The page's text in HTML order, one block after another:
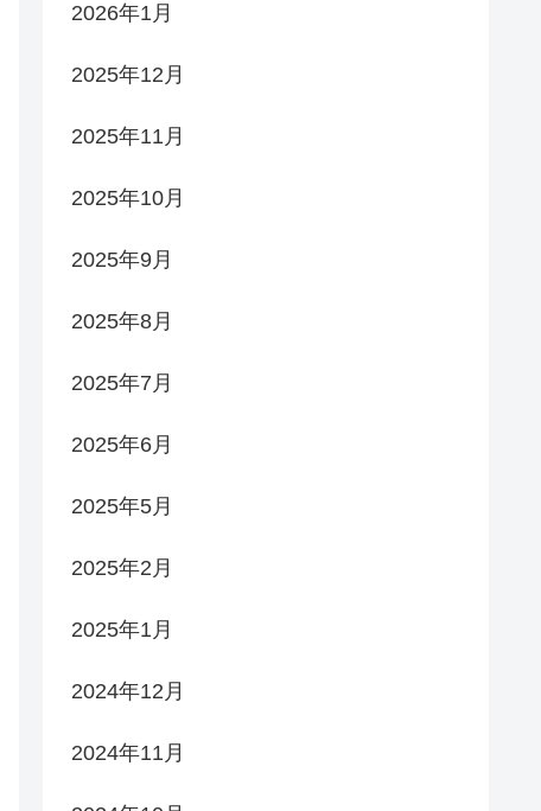
2026年1月
2025年12月
2025年11月
2025年10月
2025年9月
2025年8月
2025年7月
2025年6月
2025年5月
2025年2月
2025年1月
2024年12月
2024年11月